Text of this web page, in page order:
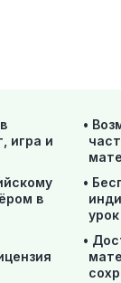
игра и
в